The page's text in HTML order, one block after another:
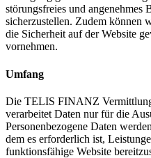
störungsfreies und angenehmes
sicherzustellen. Zudem können
die Sicherheit auf der Website
vornehmen.
Umfang
Die TELIS FINANZ
verarbeitet Daten nur für die
Personenbezogene Daten
dem es erforderlich ist,
funktionsfähige Website